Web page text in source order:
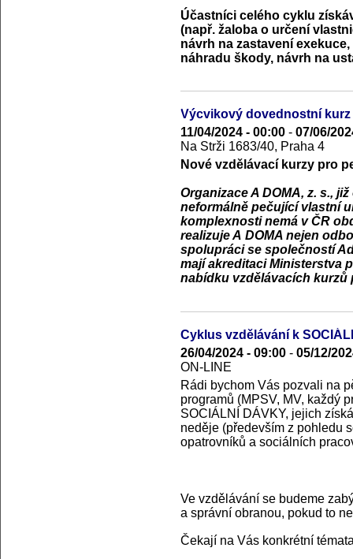
Účastníci celého cyklu
(např. žaloba o určení
návrh na zastavení
náhradu škody, návrh na
Výcvikový dovednostní kurz
11/04/2024 - 00:00 - 07/06/
Na Strži 1683/40, Praha 4
Nové vzdělávací kurzy pro
Organizace A DOMA, z. s.,
neformálně pečující vlastní
komplexnosti nemá v ČR
realizuje A DOMA nejen
spolupráci se společností
mají akreditaci Ministerstva
nabídku vzdělávacích
Cyklus vzdělávání k
26/04/2024 - 09:00 - 05/12/
ON-LINE
Rádi bychom Vás pozvali na
programů (MPSV, MV, každý
SOCIÁLNÍ DÁVKY, jejich
neděje (především z pohledu
opatrovníků a sociálních
Ve vzdělávání se budeme
a správní obranou, pokud to
Čekají na Vás konkrétní